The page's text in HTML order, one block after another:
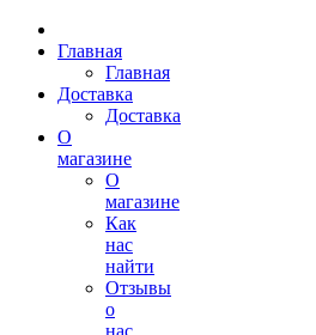
Главная
Главная
Доставка
Доставка
О
магазине
О
магазине
Как
нас
найти
Отзывы
о
нас